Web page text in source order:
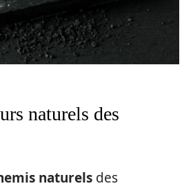
naturels des
naturels des